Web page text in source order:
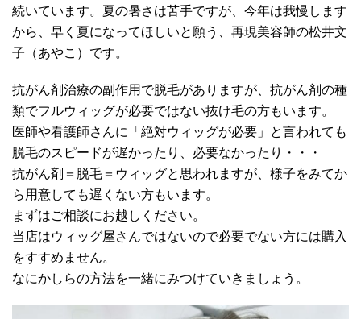
続いています。夏の暑さは苦手ですが、今年は我慢します
から、早く夏になってほしいと願う、再現美容師の松井文
子（あやこ）です。
抗がん剤治療の副作用で脱毛がありますが、抗がん剤の種
類でフルウィッグが必要ではない抜け毛の方もいます。
医師や看護師さんに「絶対ウィッグが必要」と言われても
脱毛のスピードが遅かったり、必要なかったり・・・
抗がん剤＝脱毛＝ウィッグと思われますが、様子をみてか
ら用意しても遅くない方もいます。
まずはご相談にお越しください。
当店はウィッグ屋さんではないので必要でない方には購入
をすすめません。
なにかしらの方法を一緒にみつけていきましょう。